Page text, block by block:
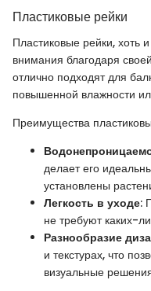
Пластиковые рейки
Пластиковые рейки, хоть
внимания благодаря
отлично подходят для
повышенной влажности
Преимущества
делает его
установлены
Легкость в уходе:
не требуют каких-
Разнообразие
и текстурах, что
визуальные